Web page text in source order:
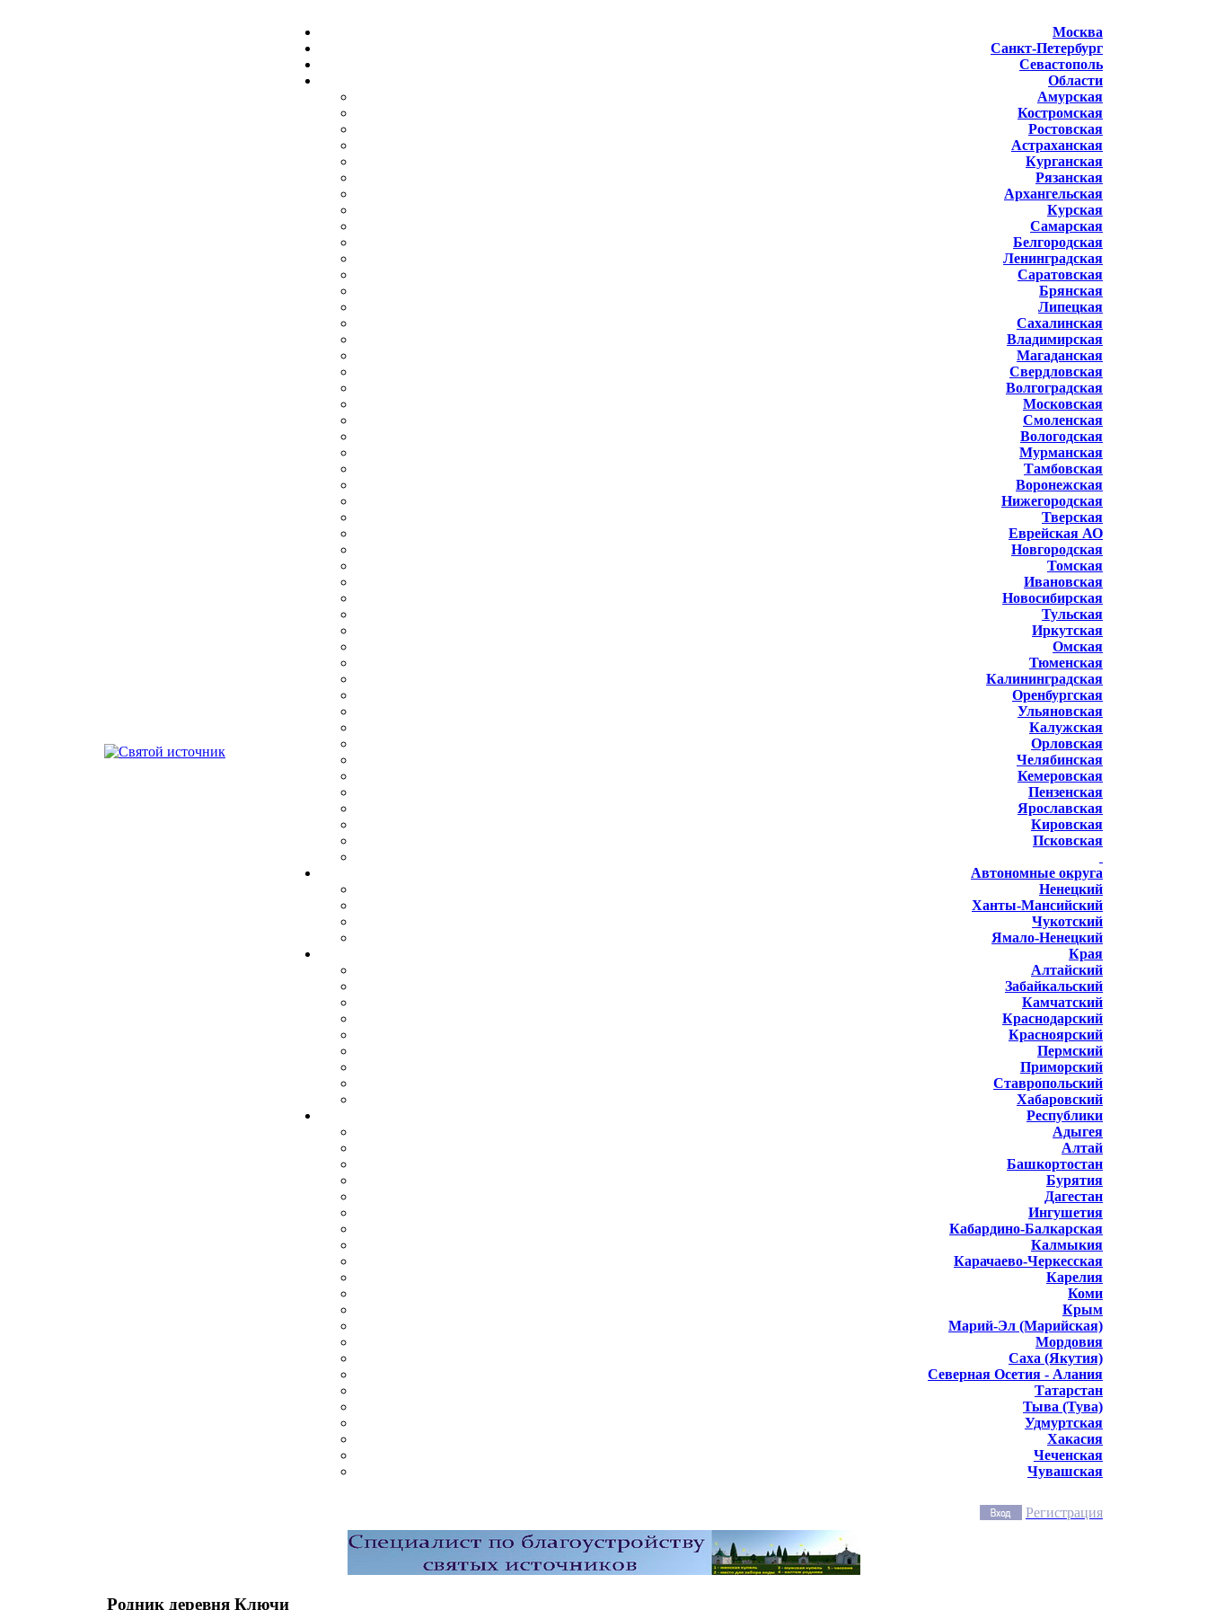
Москва
Санкт-Петербург
Севастополь
Области
Амурская
Костромская
Ростовская
Астраханская
Курганская
Рязанская
Архангельская
Курская
Самарская
Белгородская
Ленинградская
Саратовская
Брянская
Липецкая
Сахалинская
Владимирская
Магаданская
Свердловская
Волгоградская
Московская
Смоленская
Вологодская
Мурманская
Тамбовская
Воронежская
Нижегородская
Тверская
Еврейская АО
Новгородская
Томская
Ивановская
Новосибирская
Тульская
Иркутская
Омская
Тюменская
Калининградская
Оренбургская
Ульяновская
Калужская
Орловская
Челябинская
Кемеровская
Пензенская
Ярославская
Кировская
Псковская
Автономные округа
Ненецкий
Ханты-Мансийский
Чукотский
Ямало-Ненецкий
Края
Алтайский
Забайкальский
Камчатский
Краснодарский
Красноярский
Пермский
Приморский
Ставропольский
Хабаровский
Республики
Адыгея
Алтай
Башкортостан
Бурятия
Дагестан
Ингушетия
Кабардино-Балкарская
Калмыкия
Карачаево-Черкесская
Карелия
Коми
Крым
Марий-Эл (Марийская)
Мордовия
Саха (Якутия)
Северная Осетия - Алания
Татарстан
Тыва (Тува)
Удмуртская
Хакасия
Чеченская
Чувашская
Регистрация
Родник деревня Ключи